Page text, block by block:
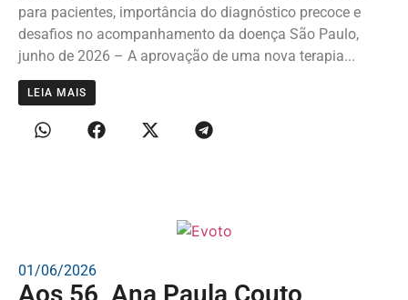
para pacientes, importância do diagnóstico precoce e
desafios no acompanhamento da doença São Paulo,
junho de 2026 – A aprovação de uma nova terapia...
LEIA MAIS
01/06/2026
Aos 56, Ana Paula Couto